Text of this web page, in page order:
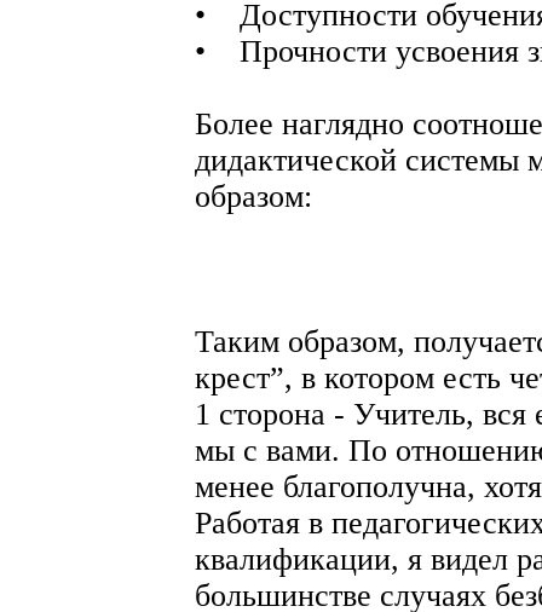
• Доступности
• Прочности усвоения
Более наглядно
дидактической системы
образом:
Таким образом,
крест”, в котором есть
1 сторона - Учитель, вся
мы с вами. По
менее благополучна,
Работая в
квалификации, я видел
большинстве случаях